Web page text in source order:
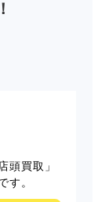
頭買取」
す。